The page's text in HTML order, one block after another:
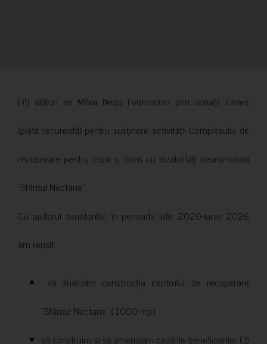
Fiți alături de Mihai Neșu Foundation prin donații lunare
(plată recurentă) pentru susținere activității Complexului de
recuperare pentru copii și tineri cu dizabilități neuromotorii
”Sfântul Nectarie”.
Cu ajutorul donatorilor, în perioada iulie 2020-iunie 2026
am reușit:
să finalizăm construcția centrului de recuperare
”Sfântul Nectarie” ( 1000 mp);
să construim și să amenajăm cazările beneficiarilor ( 5